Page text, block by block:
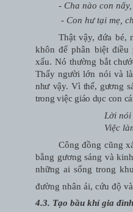
- Cha nào con nấy,
- Con hư tại mẹ,
Thật vậy, đứa bé,
khôn để phân biệt
xấu. Nó thường bắt
Thấy người lớn nói và
như vậy. Vì thế, gương
trong việc giáo dục con
Lời nói
Việc
Công đồng cũng
bằng gương sáng và
những ai sống trong
đường nhân ái, cứu độ
4.3. Tạo bầu khí gia